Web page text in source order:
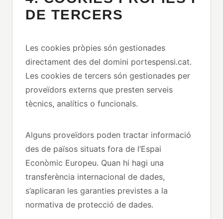
DE TERCERS
Les cookies pròpies són gestionades
directament des del domini portespensi.cat.
Les cookies de tercers són gestionades per
proveïdors externs que presten serveis
tècnics, analítics o funcionals.
Alguns proveïdors poden tractar informació
des de països situats fora de l’Espai
Econòmic Europeu. Quan hi hagi una
transferència internacional de dades,
s’aplicaran les garanties previstes a la
normativa de protecció de dades.